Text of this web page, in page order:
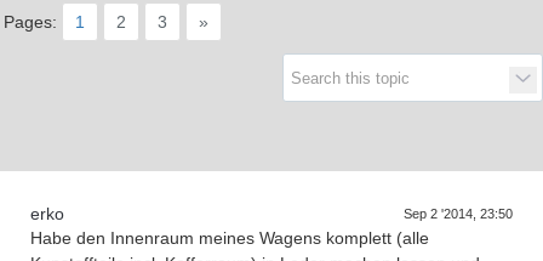
Pages: 1 2 3 »
erko Sep 2 '2014, 23:50
Habe den Innenraum meines Wagens komplett (alle